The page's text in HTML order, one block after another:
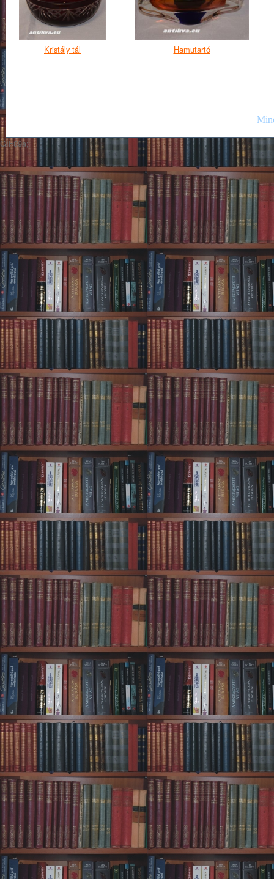
Kristály tál Hamutartó
GIF89a;